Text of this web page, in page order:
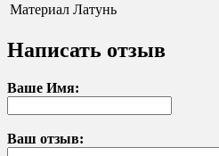
Материал Латунь
Написать отзыв
Ваше Имя:
Ваш отзыв: